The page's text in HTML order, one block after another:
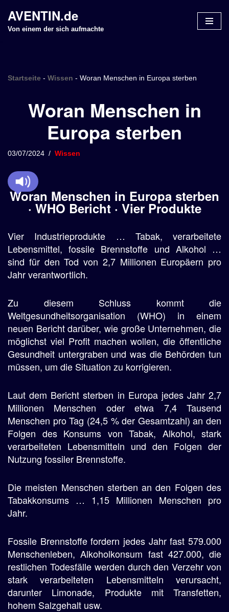
Z
n
p
i
n
g
AVENTIN.de
Von einem der sich aufmachte
Startseite - Wissen - Woran Menschen in Europa sterben
Woran Menschen in
Europa sterben
03/07/2024 Wissen
Woran Menschen in Europa sterben
· WHO Bericht · Vier Produkte
Vier Industrieprodukte … Tabak, verarbeitete
Lebensmittel, fossile Brennstoffe und Alkohol …
sind für den Tod von 2,7 Millionen Europäern pro
Jahr verantwortlich.
Zu diesem Schluss kommt die
Weltgesundheitsorganisation (WHO) in einem
neuen Bericht darüber, wie große Unternehmen, die
möglichst viel Profit machen wollen, die öffentliche
Gesundheit untergraben und was die Behörden tun
müssen, um die Situation zu korrigieren.
Laut dem Bericht sterben in Europa jedes Jahr 2,7
Millionen Menschen oder etwa 7,4 Tausend
Menschen pro Tag (24,5 % der Gesamtzahl) an den
Folgen des Konsums von Tabak, Alkohol, stark
verarbeiteten Lebensmitteln und den Folgen der
Nutzung fossiler Brennstoffe.
Die meisten Menschen sterben an den Folgen des
Tabakkonsums … 1,15 Millionen Menschen pro
Jahr.
Fossile Brennstoffe fordern jedes Jahr fast 579.000
Menschenleben, Alkoholkonsum fast 427.000, die
restlichen Todesfälle werden durch den Verzehr von
stark verarbeiteten Lebensmitteln verursacht,
darunter Limonade, Produkte mit Transfetten,
hohem Salzgehalt usw.